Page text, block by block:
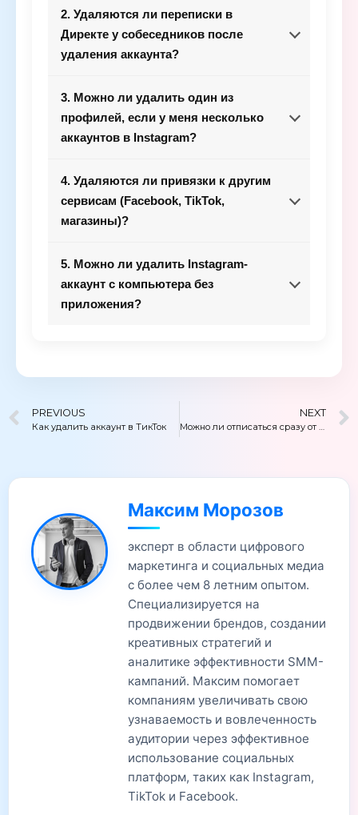
2. Удаляются ли переписки в
Директе у собеседников после
удаления аккаунта?
3. Можно ли удалить один из
профилей, если у меня несколько
аккаунтов в Instagram?
4. Удаляются ли привязки к другим
сервисам (Facebook, TikTok,
магазины)?
5. Можно ли удалить Instagram-
аккаунт с компьютера без
приложения?
PREVIOUS
Как удалить аккаунт в ТикТок
NEXT
Максим Морозов
эксперт в области цифрового
маркетинга и социальных медиа
с более чем 8 летним опытом.
Специализируется на
продвижении брендов, создании
креативных стратегий и
аналитике эффективности SMM-
кампаний. Максим помогает
компаниям увеличивать свою
узнаваемость и вовлеченность
аудитории через эффективное
использование социальных
платформ, таких как Instagram,
TikTok и Facebook.